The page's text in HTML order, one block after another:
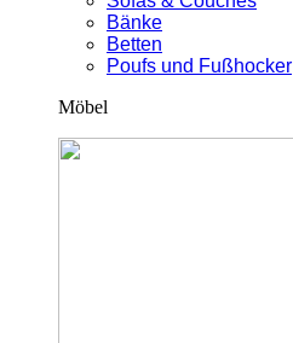
Bänke
Betten
Poufs und Fußhocker
Möbel